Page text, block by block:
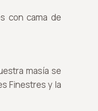
con cama de
masía se
Finestres y la